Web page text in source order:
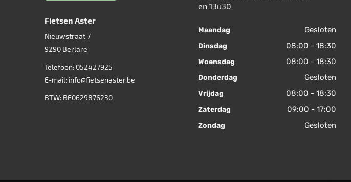
Fietsen Aster
Nieuwstraat 7
9290 Berlare
Telefoon: 052427925
E-mail: info@fietsenaster.be
BTW: BE0629876230
en 13u30
Maandag Gesloten
Dinsdag 08:00 - 18:30
Woensdag 08:00 - 18:30
Donderdag Gesloten
Vrijdag 08:00 - 18:30
Zaterdag 09:00 - 17:00
Zondag Gesloten